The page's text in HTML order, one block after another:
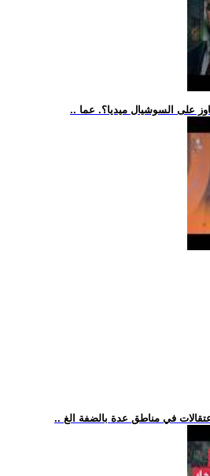
على السوشيال ميديا؟. عما
في مناطق عدة بالضفة الغ